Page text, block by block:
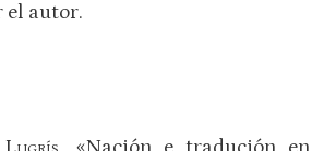
el autor.